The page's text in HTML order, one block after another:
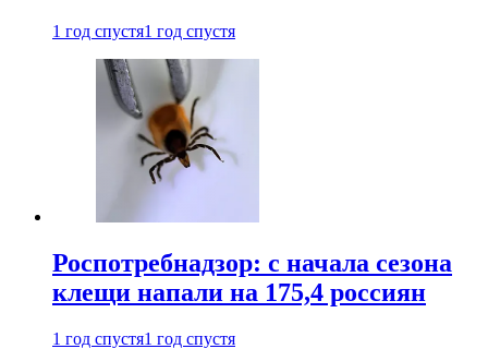
1 год спустя1 год спустя
Роспотребнадзор: с начала сезона
клещи напали на 175,4 россиян
1 год спустя1 год спустя